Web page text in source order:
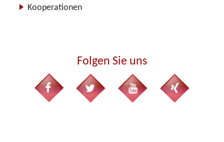
Kooperationen
Folgen Sie uns